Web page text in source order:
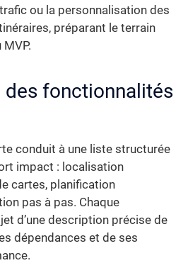
ou la personnalisation des
préparant le terrain
fonctionnalités
conduit à une liste structurée
impact : localisation
cartes, planification
pas à pas. Chaque
d’une description précise de
dépendances et de ses